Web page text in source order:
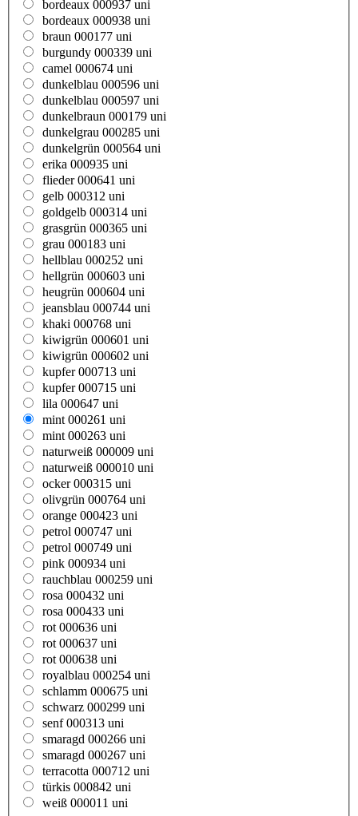
bordeaux 000937 uni
bordeaux 000938 uni
braun 000177 uni
burgundy 000339 uni
camel 000674 uni
dunkelblau 000596 uni
dunkelblau 000597 uni
dunkelbraun 000179 uni
dunkelgrau 000285 uni
dunkelgrün 000564 uni
erika 000935 uni
flieder 000641 uni
gelb 000312 uni
goldgelb 000314 uni
grasgrün 000365 uni
grau 000183 uni
hellblau 000252 uni
hellgrün 000603 uni
heugrün 000604 uni
jeansblau 000744 uni
khaki 000768 uni
kiwigrün 000601 uni
kiwigrün 000602 uni
kupfer 000713 uni
kupfer 000715 uni
lila 000647 uni
mint 000261 uni
mint 000263 uni
naturweiß 000009 uni
naturweiß 000010 uni
ocker 000315 uni
olivgrün 000764 uni
orange 000423 uni
petrol 000747 uni
petrol 000749 uni
pink 000934 uni
rauchblau 000259 uni
rosa 000432 uni
rosa 000433 uni
rot 000636 uni
rot 000637 uni
rot 000638 uni
royalblau 000254 uni
schlamm 000675 uni
schwarz 000299 uni
senf 000313 uni
smaragd 000266 uni
smaragd 000267 uni
terracotta 000712 uni
türkis 000842 uni
weiß 000011 uni